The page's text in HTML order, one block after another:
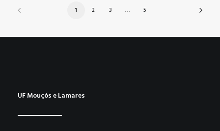
1 2 3 … 5
UF Mouçós e Lamares